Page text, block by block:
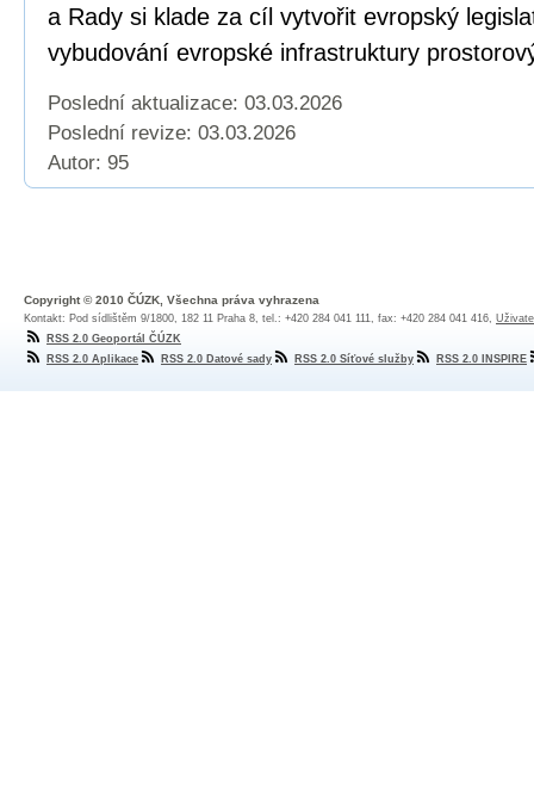
a Rady si klade za cíl vytvořit evropský
vybudování evropské infrastruktury
Poslední aktualizace: 03.03.2026
Poslední revize: 03.03.2026
Autor: 95
Copyright © 2010 ČÚZK, Všechna práva vyhrazena
Kontakt: Pod sídlištěm 9/1800, 182 11 Praha 8, tel.: +420 284 041 111, fax: +420 284 041 416,
RSS 2.0 Geoportál ČÚZK
RSS 2.0 Aplikace
RSS 2.0 Datové sady RSS 2.0 Síťové služby RSS 2.0 INSPIRE